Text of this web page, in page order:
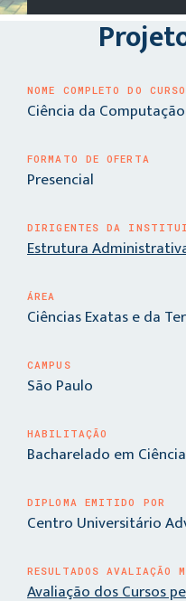
NOME COMPLETO DO CURSO
Ciência da Computação
FORMATO DE OFERTA
Presencial
DIRIGENTES DA
Estrutura
ÁREA
Ciências Exatas e da
CAMPUS
São Paulo
HABILITAÇÃO
Bacharelado em
DIPLOMA EMITIDO POR
Centro Universitário
RESULTADOS AVALIAÇÃO
Avaliação dos Cursos